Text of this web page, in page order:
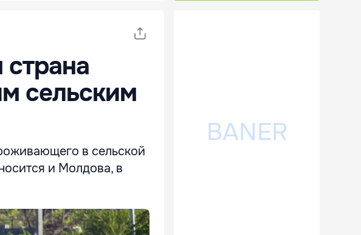
сельским
в сельской
и Молдова, в